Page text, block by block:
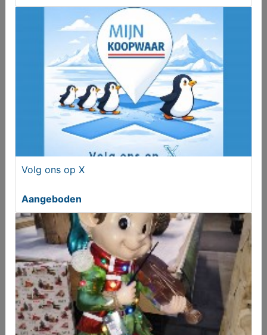
€ 135,00
T.e.a.b.
Volg ons op X
Aangeboden